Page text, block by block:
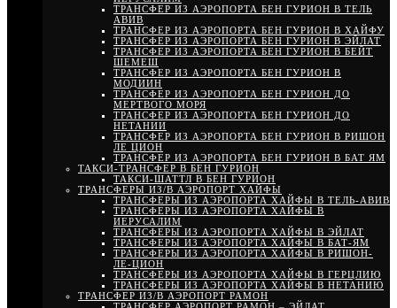
ТРАНСФЕР ИЗ АЭРОПОРТА БЕН ГУРИОН В ТЕЛЬ
АВИВ
ТРАНСФЕР ИЗ АЭРОПОРТА БЕН ГУРИОН В ХАЙФУ
ТРАНСФЕР ИЗ АЭРОПОРТА БЕН ГУРИОН В ЭЙЛАТ
ТРАНСФЕР ИЗ АЭРОПОРТА БЕН ГУРИОН В БЕЙТ
ШЕМЕШ
ТРАНСФЕР ИЗ АЭРОПОРТА БЕН ГУРИОН В
МОДИИН
ТРАНСФЕР ИЗ АЭРОПОРТА БЕН ГУРИОН ДО
МЕРТВОГО МОРЯ
ТРАНСФЕР ИЗ АЭРОПОРТА БЕН ГУРИОН ДО
НЕТАНИИ
ТРАНСФЕР ИЗ АЭРОПОРТА БЕН ГУРИОН В РИШОН
ЛЕ ЦИОН
ТРАНСФЕР ИЗ АЭРОПОРТА БЕН ГУРИОН В БАТ ЯМ
ТАКСИ-ТРАНСФЕР В БЕН ГУРИОН
ТАКСИ-ШАТТЛ В БЕН ГУРИОН
ТРАНСФЕРЫ ИЗ/В АЭРОПОРТ ХАЙФЫ
ТРАНСФЕРЫ ИЗ АЭРОПОРТА ХАЙФЫ В ТЕЛЬ-АВИВ
ТРАНСФЕРЫ ИЗ АЭРОПОРТА ХАЙФЫ В
ИЕРУСАЛИМ
ТРАНСФЕРЫ ИЗ АЭРОПОРТА ХАЙФЫ В ЭЙЛАТ
ТРАНСФЕРЫ ИЗ АЭРОПОРТА ХАЙФЫ В БАТ-ЯМ
ТРАНСФЕРЫ ИЗ АЭРОПОРТА ХАЙФЫ В РИШОН-
ЛЕ-ЦИОН
ТРАНСФЕРЫ ИЗ АЭРОПОРТА ХАЙФЫ В ГЕРЦЛИЮ
ТРАНСФЕРЫ ИЗ АЭРОПОРТА ХАЙФЫ В НЕТАНИЮ
ТРАНСФЕР ИЗ/В АЭРОПОРТ РАМОН